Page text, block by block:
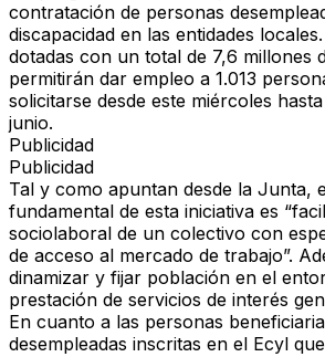
contratación de personas
discapacidad en las entidades
dotadas con un total de 7,6 millones
permitirán dar empleo a 1.013
solicitarse desde este miércoles
junio.
Publicidad
Publicidad
Tal y como apuntan desde la Junta,
fundamental de esta iniciativa es
sociolaboral de un colectivo con
de acceso al mercado de trabajo”.
dinamizar y fijar población en el
prestación de servicios de interés
En cuanto a las personas
desempleadas inscritas en el Ecyl